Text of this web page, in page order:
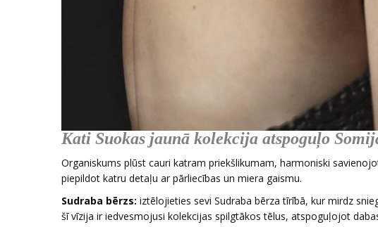
Kati Suokas jaunā kolekcija atspoguļo
Organiskums plūst cauri katram priekšlikumam, harmoniski
piepildot katru detaļu ar pārliecības un miera gaismu.
Sudraba bērzs: iztēlojieties sevi Sudraba bērza tīrībā, kur mirdz
šī vīzija ir iedvesmojusi kolekcijas spilgtākos tēlus, atspoguļojot